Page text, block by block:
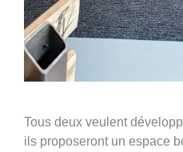
Tous deux veulent
ils proposeront un espace